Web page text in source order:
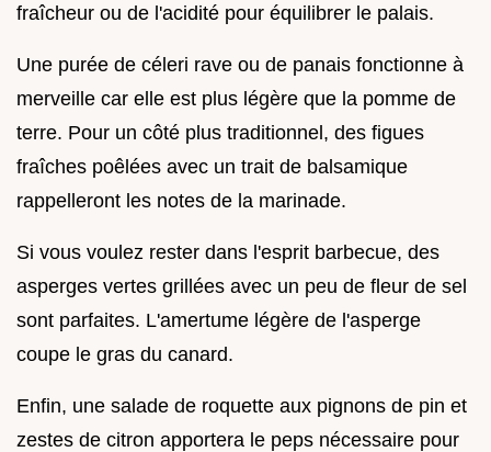
fraîcheur ou de l'acidité pour équilibrer le palais.
Une purée de céleri rave ou de panais fonctionne à
merveille car elle est plus légère que la pomme de
terre. Pour un côté plus traditionnel, des figues
fraîches poêlées avec un trait de balsamique
rappelleront les notes de la marinade.
Si vous voulez rester dans l'esprit barbecue, des
asperges vertes grillées avec un peu de fleur de sel
sont parfaites. L'amertume légère de l'asperge
coupe le gras du canard.
Enfin, une salade de roquette aux pignons de pin et
zestes de citron apportera le peps nécessaire pour